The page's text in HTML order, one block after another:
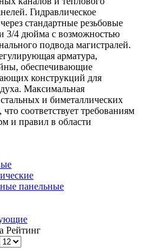
Гидравлическое
стандартные резьбовые
3/4 дюйма с возможностью
подвода магистралей.
арматура,
обеспечивающие
конструкций для
Максимальная
и биметаллических
соответствует требованиям
и правил в области
панельные
Рейтинг